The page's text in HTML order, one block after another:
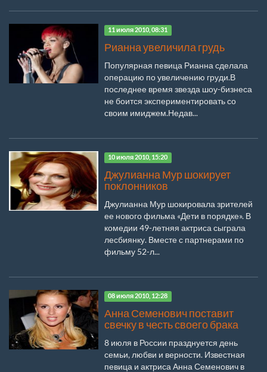
11 июля 2010, 08:31
Рианна увеличила грудь
Популярная певица Рианна сделала
операцию по увеличению груди.В
последнее время звезда шоу-бизнеса
не боится экспериментировать со
своим имиджем.Недав...
10 июля 2010, 15:20
Джулианна Мур шокирует
поклонников
Джулианна Мур шокировала зрителей
ее нового фильма «Дети в порядке». В
комедии 49-летняя актриса сыграла
лесбиянку. Вместе с партнерами по
фильму 52-л...
08 июля 2010, 12:28
Анна Семенович поставит
свечку в честь своего брака
8 июля в России празднуется день
семьи, любви и верности. Известная
певица и актриса Анна Семенович в